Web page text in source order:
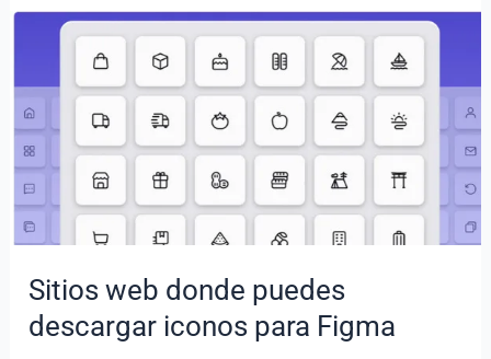
Sitios web donde puedes
descargar iconos para Figma